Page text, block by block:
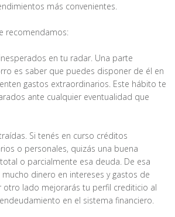
más convenientes.
recomendamos:
en tu radar. Una parte
es saber que puedes disponer de él en
gastos extraordinarios. Este hábito te
ante cualquier eventualidad que
Si tenés en curso créditos
o personales, quizás una buena
o parcialmente esa deuda. De esa
dinero en intereses y gastos de
otro lado mejorarás tu perfil crediticio al
en el sistema financiero.